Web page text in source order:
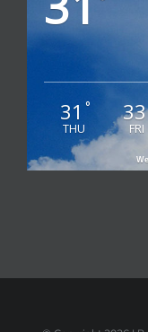
31 °
THU
33
FRI